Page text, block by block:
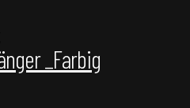
_Farbig